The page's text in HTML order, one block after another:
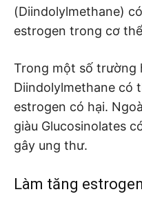
(Diindolylmethane)
estrogen trong cơ
Trong một số trường
Diindolylmethane có
estrogen có hại.
giàu Glucosinolates
gây ung thư.
Làm tăng